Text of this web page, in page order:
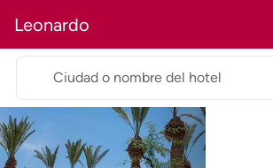
Leonardo
Ciudad o nombre del hotel